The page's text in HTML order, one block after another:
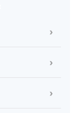
›
›
›